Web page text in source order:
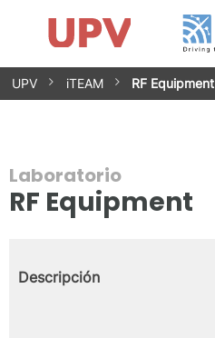
Saltar
Impacto
Grupos de investigación
Instalaciones
Spin-offs
Contacto
Prácticas
Noticias
Unidad de Igualdad
UPV iTEAM RF Equipment
Laboratorio
RF Equipment
Descripción